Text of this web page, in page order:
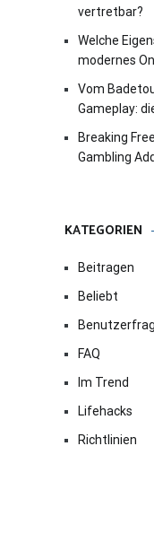
vertretbar?
Welche
modernes
Vom
Gameplay:
Breaking
Gambling
KATEGORIEN
Beitragen
Beliebt
FAQ
Im Trend
Lifehacks
Richtlinien